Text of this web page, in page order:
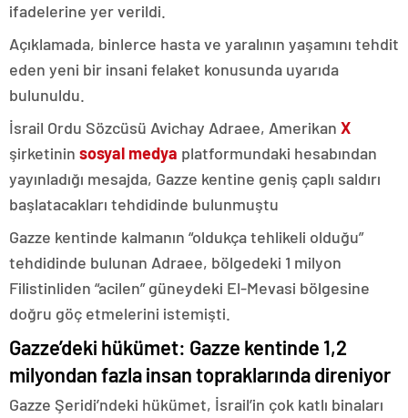
ifadelerine yer verildi.
Açıklamada, binlerce hasta ve yaralının yaşamını tehdit
eden yeni bir insani felaket konusunda uyarıda
bulunuldu.
İsrail Ordu Sözcüsü Avichay Adraee, Amerikan X
şirketinin sosyal medya platformundaki hesabından
yayınladığı mesajda, Gazze kentine geniş çaplı saldırı
başlatacakları tehdidinde bulunmuştu
Gazze kentinde kalmanın “oldukça tehlikeli olduğu”
tehdidinde bulunan Adraee, bölgedeki 1 milyon
Filistinliden “acilen” güneydeki El-Mevasi bölgesine
doğru göç etmelerini istemişti.
Gazze’deki hükümet: Gazze kentinde 1,2
milyondan fazla insan topraklarında direniyor
Gazze Şeridi’ndeki hükümet, İsrail’in çok katlı binaları